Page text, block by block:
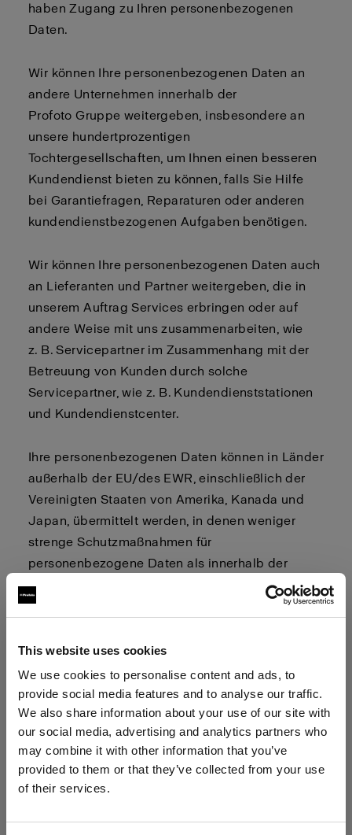
This website uses cookies
We use cookies to personalise content and ads, to
provide social media features and to analyse our traffic.
We also share information about your use of our site with
our social media, advertising and analytics partners who
may combine it with other information that you’ve
provided to them or that they’ve collected from your use
of their services.
Möchten Sie Ihren Standort aktualisieren?
haben Zugang zu Ihren personenbezogenen
Daten.
Wir können Ihre personenbezogenen Daten an
andere Unternehmen innerhalb der
Profoto Gruppe weitergeben, insbesondere an
unsere hundertprozentigen
Tochtergesellschaften, um Ihnen einen besseren
Kundendienst bieten zu können, falls Sie Hilfe
bei Garantiefragen, Reparaturen oder anderen
kundendienstbezogenen Aufgaben benötigen.
Wir können Ihre personenbezogenen Daten auch
an Lieferanten und Partner weitergeben, die in
unserem Auftrag Services erbringen oder auf
andere Weise mit uns zusammenarbeiten, wie
z. B. Servicepartner im Zusammenhang mit der
Betreuung von Kunden durch solche
Servicepartner, wie z. B. Kundendienststationen
und Kundendienstcenter.
Ihre personenbezogenen Daten können in Länder
außerhalb der EU/des EWR, einschließlich der
Vereinigten Staaten von Amerika, Kanada und
Japan, übermittelt werden, in denen weniger
strenge Schutzmaßnahmen für
personenbezogene Daten als innerhalb der
EU/des EWR gelten können. Bei der
Übermittlung personenbezogener Daten in
wir die von der Europäischen Kommission
genehmigten Standardvertragsklauseln, um
ausreichende Schutzmaßnahmen für Ihre
personenbezogenen Daten zu gewährleisten. Die
Standardvertragsklauseln können über
folgenden Link abgerufen
werden: https://ec.europa.eu/info/strategy/justice-
and-fundamental-rights/data-protection/data-
transfers-outside-eu/model-contracts-transfer-